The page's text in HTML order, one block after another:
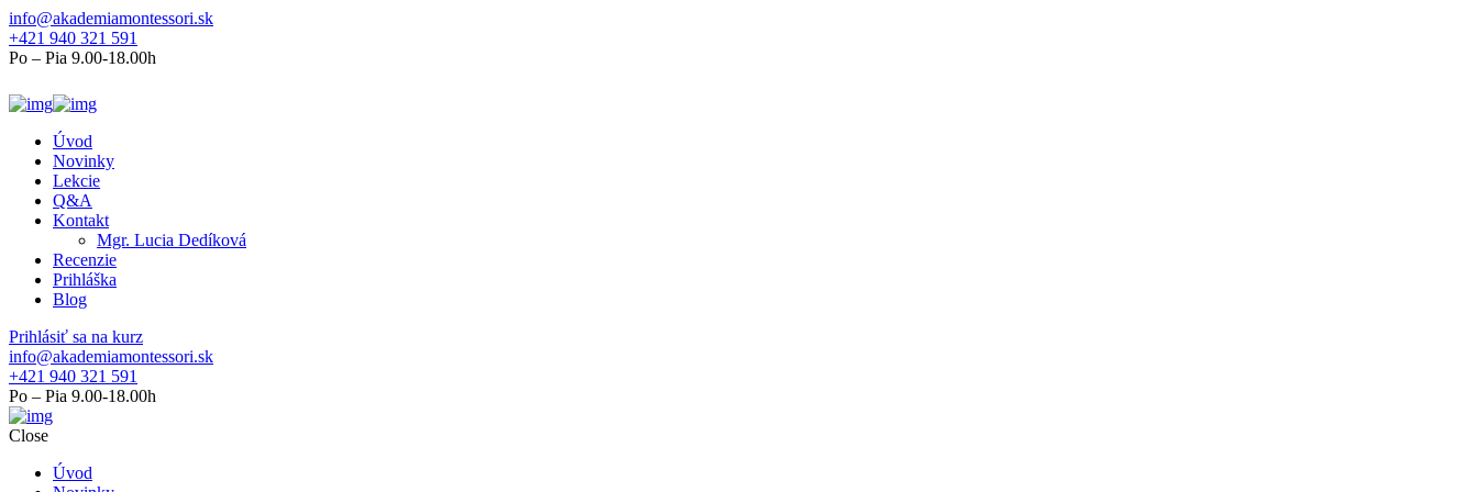
info@akademiamontessori.sk
+421 940 321 591
Po – Pia 9.00-18.00h
Úvod
Novinky
Lekcie
Q&A
Kontakt
Mgr. Lucia Dedíková
Recenzie
Prihláška
Blog
Prihlásiť sa na kurz
info@akademiamontessori.sk
+421 940 321 591
Po – Pia 9.00-18.00h
Close
Úvod